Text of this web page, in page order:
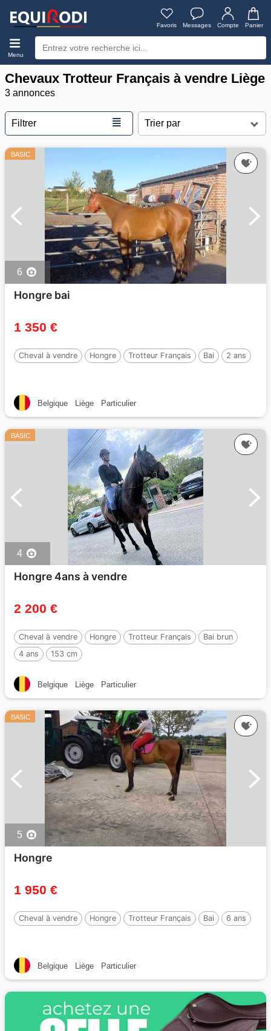
Favoris Messages Compte Panier
Menu
Chevaux Trotteur Français à vendre Liège
3 annonces
Filtrer ≣
BASIC
6
Hongre bai
1 350 €
Cheval à vendre Hongre Trotteur Français Bai 2 ans
Belgique Liège Particulier
BASIC
4
Hongre 4ans à vendre
2 200 €
Cheval à vendre Hongre Trotteur Français
Bai brun
4 ans
153 cm
Belgique Liège Particulier
BASIC
5
Hongre
1 950 €
Cheval à vendre Hongre Trotteur Français Bai 6 ans
Belgique Liège Particulier